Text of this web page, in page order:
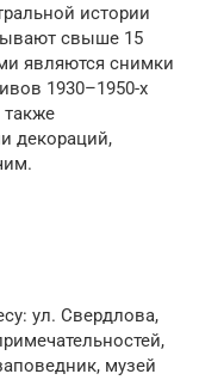
истории
свыше 15
являются снимки
1930–1950-х
декораций,
ул. Свердлова,
музей